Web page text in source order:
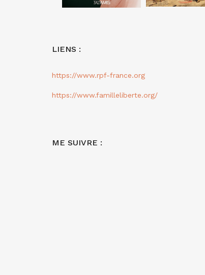
LIENS :
https://www.rpf-france.org
https://www.familleliberte.org/
ME SUIVRE :